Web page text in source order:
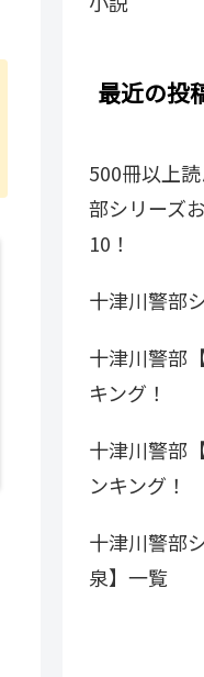
最近の投
500冊以上
部シリーズ
10！
十津川警部
十津川警部
キング！
十津川警部
ンキング！
十津川警部
泉】一覧